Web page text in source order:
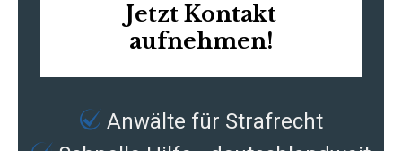
Jetzt Kontakt
aufnehmen!
Anwälte für Strafrecht